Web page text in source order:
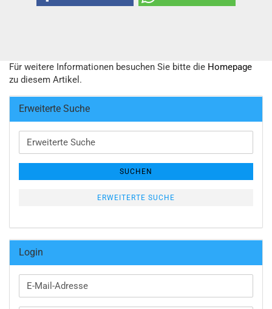
Für weitere Informationen besuchen Sie bitte die Homepage
zu diesem Artikel.
Erweiterte Suche
Erweiterte
Suche
SUCHEN
ERWEITERTE SUCHE
Login
E-
Mail-